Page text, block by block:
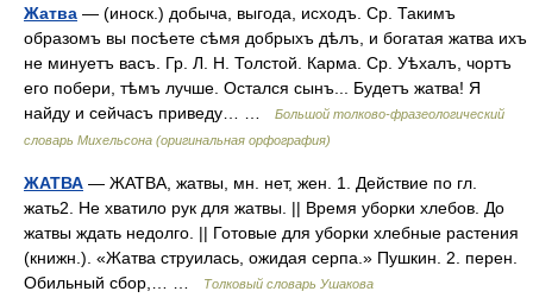
Жатва — (иноск.) добыча, выгода, исходъ. Ср. Такимъ
образомъ вы посѣете сѣмя добрыхъ дѣлъ, и богатая жатва ихъ
не минуетъ васъ. Гр. Л. Н. Толстой. Карма. Ср. Уѣхалъ, чортъ
его побери, тѣмъ лучше. Остался сынъ... Будетъ жатва! Я
найду и сейчасъ приведу… …
Большой толково-фразеологический
словарь Михельсона (оригинальная орфография)
ЖАТВА — ЖАТВА, жатвы, мн. нет, жен. 1. Действие по гл.
жать2. Не хватило рук для жатвы. || Время уборки хлебов. До
жатвы ждать недолго. || Готовые для уборки хлебные растения
(книжн.). «Жатва струилась, ожидая серпа.» Пушкин. 2. перен.
Обильный сбор,… …
Толковый словарь Ушакова